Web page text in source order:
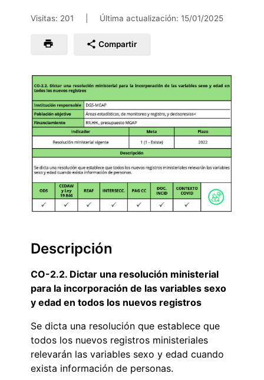
Visitas: 201 Última actualización: 15/01/2025
Compartir
Descripción
CO-2.2. Dictar una resolución ministerial
para la incorporación de las variables sexo
y edad en todos los nuevos registros
Se dicta una resolución que establece que
todos los nuevos registros ministeriales
relevarán las variables sexo y edad cuando
exista información de personas.